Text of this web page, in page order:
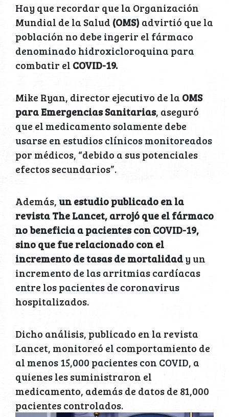
Hay que recordar que la Organización
Mundial de la Salud (OMS) advirtió que la
población no debe ingerir el fármaco
denominado hidroxicloroquina para
combatir el COVID-19.
Mike Ryan, director ejecutivo de la OMS
para Emergencias Sanitarias, aseguró
que el medicamento solamente debe
usarse en estudios clínicos monitoreados
por médicos, “debido a sus potenciales
efectos secundarios”.
Además, un estudio publicado en la
revista The Lancet, arrojó que el fármaco
no beneficia a pacientes con COVID-19,
sino que fue relacionado con el
incremento de tasas de mortalidady un
incremento de las arritmias cardíacas
entre los pacientes de coronavirus
hospitalizados.
Dicho análisis, publicado en la revista
Lancet, monitoreó el comportamiento de
al menos 15,000 pacientes con COVID, a
quienes les suministraron el
medicamento, además de datos de 81,000
pacientes controlados.